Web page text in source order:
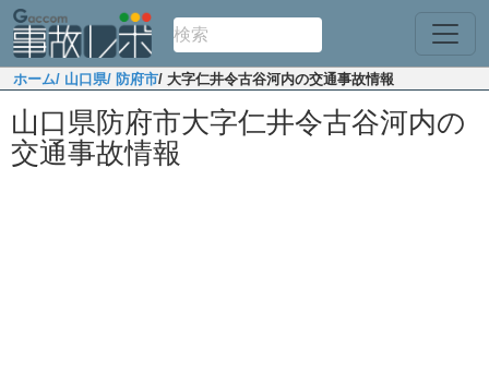
ホーム/ 山口県/ 防府市/ 大字仁井令古谷河内の交通事故情報
山口県防府市大字仁井令古谷河内の
交通事故情報